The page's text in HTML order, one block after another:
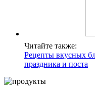
Читайте также:
Рецепты вкусных
праздника и поста